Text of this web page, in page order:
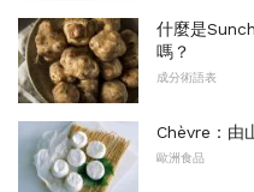
什麼是
嗎？
成分術語表
Chèvre：由
歐洲食品